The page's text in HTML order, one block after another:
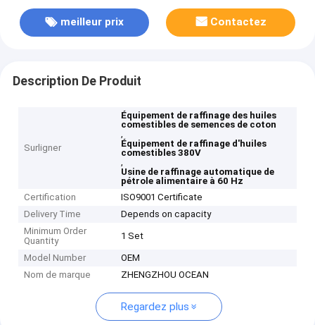
meilleur prix Contactez
Description De Produit
Surligner
Équipement de raffinage des huiles
comestibles de semences de coton
,
Équipement de raffinage d'huiles
comestibles 380V
,
Usine de raffinage automatique de
pétrole alimentaire à 60 Hz
Certification
ISO9001 Certificate
Delivery Time
Depends on capacity
Minimum Order
Quantity
1 Set
Model Number
OEM
Nom de marque
ZHENGZHOU OCEAN
Regardez plus